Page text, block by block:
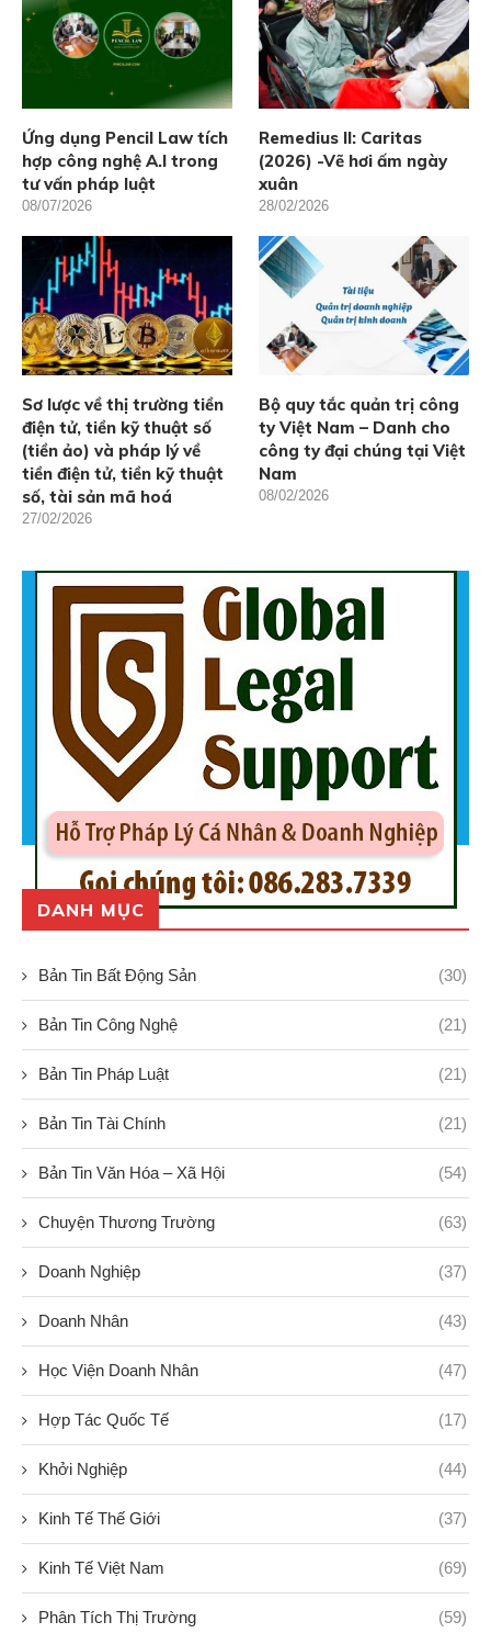
Ứng dụng Pencil Law tích
hợp công nghệ A.I trong
tư vấn pháp luật
08/07/2026
Remedius II: Caritas
(2026) -Vẽ hơi ấm ngày
xuân
28/02/2026
Sơ lược về thị trường tiền
điện tử, tiền kỹ thuật số
(tiền ảo) và pháp lý về
tiền điện tử, tiền kỹ thuật
số, tài sản mã hoá
27/02/2026
Bộ quy tắc quản trị công
ty Việt Nam – Danh cho
công ty đại chúng tại Việt
Nam
08/02/2026
DANH MỤC
Bản Tin Bất Động Sản (30)
Bản Tin Công Nghệ (21)
Bản Tin Pháp Luật (21)
Bản Tin Tài Chính (21)
Bản Tin Văn Hóa – Xã Hội (54)
Chuyện Thương Trường (63)
Doanh Nghiệp (37)
Doanh Nhân (43)
Học Viện Doanh Nhân (47)
Hợp Tác Quốc Tế (17)
Khởi Nghiệp (44)
Kinh Tế Thế Giới (37)
Kinh Tế Việt Nam (69)
Phân Tích Thị Trường (59)